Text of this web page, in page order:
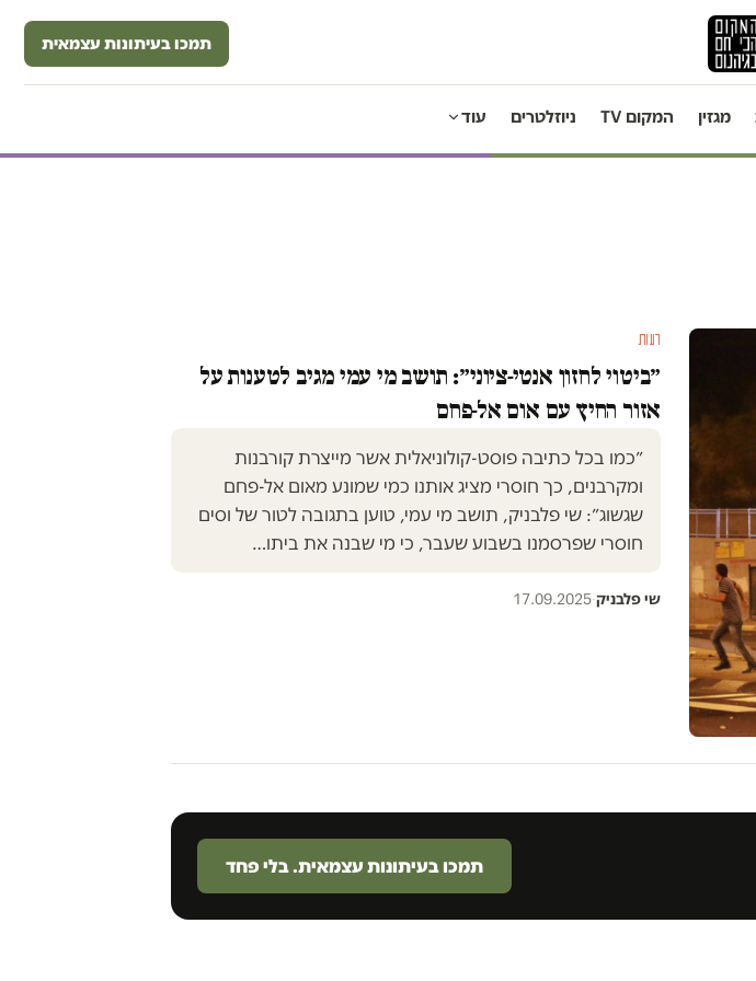
תמכו בעיתונות עצמאית
מגזין המקום TV ניוזלטרים עוד
דעות
״ביטוי לחזון אנטי-ציוני״: תושב מי עמי מגיב לטענות על
אזור החיץ עם אום אל-פחם
״כמו בכל כתיבה פוסט-קולוניאלית אשר מייצרת קורבנות
ומקרבנים, כך חוסרי מציג אותנו כמי שמונע מאום אל-פחם
שגשוג״: שי פלבניק, תושב מי עמי, טוען בתגובה לטור של וסים
חוסרי שפרסמנו בשבוע שעבר, כי מי שבנה את ביתו…
שי פלבניק·
17.09.2025
תמכו בעיתונות עצמאית. בלי פחד